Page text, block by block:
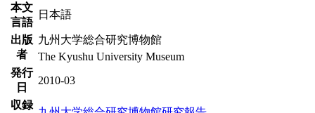
本文
言語
日本語
出版
者
九州大学総合研究博物館
The Kyushu University Museum
発行
日
2010-03
収録